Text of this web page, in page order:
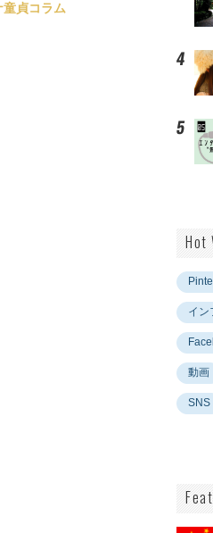
童貞コラム
Hot
イン
動画
SNS